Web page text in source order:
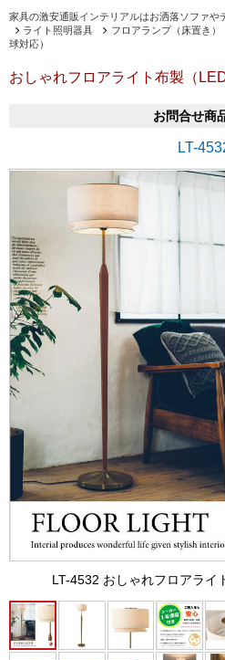
家具の激安通販インテリアルはお洒落ソファ
ライト照明器具
フロアランプ（床置き）
球対応）
おしゃれフロアライト布製（
お問合せ商
LT-
LT-4532 おしゃれフロアライ